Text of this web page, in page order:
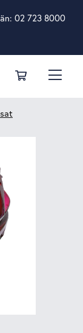
02 723 8000